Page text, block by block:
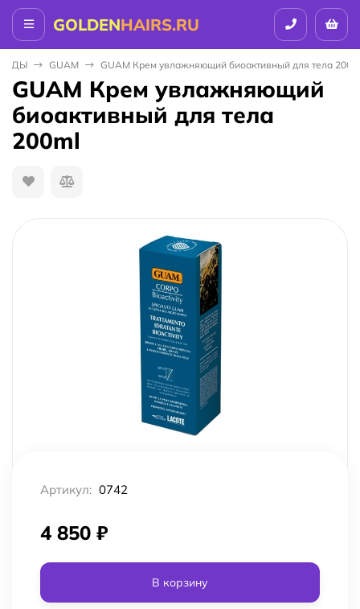
GOLDENHAIRS.RU
GUAM GUAM Крем увлажняющий биоактивный для тела
GUAM Крем увлажняющий
биоактивный для тела
200ml
Артикул: 0742
4 850 ₽
В корзину